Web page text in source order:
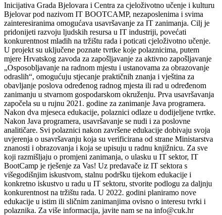
Inicijativa Grada Bjelovara i Centra za cjeloživotno učenje i kulturu
Bjelovar pod nazivom IT BOOTCAMP, nezaposlenima i svima
zainteresiranima omogućava usavršavanje za IT zanimanja. Cilj je
pridonijeti razvoju ljudskih resursa u IT industriji, povećati
konkurentnost mladih na tržištu rada i poticati cjeloživotno učenje.
U projekt su uključene poznate tvrtke koje polaznicima, putem
mjere Hrvatskog zavoda za zapošljavanje za aktivno zapošljavanje
„Osposobljavanje na radnom mjestu i ustanovama za obrazovanje
odraslih“, omogućuju stjecanje praktičnih znanja i vještina za
obavljanje poslova određenog radnog mjesta ili rad u određenom
zanimanju u stvarnom gospodarskom okruženju. Prva usavršavanja
započela su u rujnu 2021. godine za zanimanje Java programera.
Nakon dva mjeseca edukacije, polaznici odlaze u dodijeljene tvrtke.
Nakon Java programera, usavršavanje se nudi i za poslovne
analitičare. Svi polaznici nakon završene edukacije dobivaju svoja
uvjerenja o usavršavanju koja su verificirana od strane Ministarstva
znanosti i obrazovanja i koja se upisuju u radnu knjižnicu. Za sve
koji razmišljaju o promjeni zanimanja, o ulasku u IT sektor, IT
BootCamp je rješenje za Vas! Uz predavače iz IT sektora s
višegodišnjim iskustvom, stalnu podršku tijekom edukacije i
konkretno iskustvo u radu u IT sektoru, stvorite podlogu za daljnju
konkurentnost na tržištu rada. U 2022. godini planiramo nove
edukacije u istim ili sličnim zanimanjima ovisno o interesu tvrki i
polaznika. Za više informacija, javite nam se na info@cuk.hr